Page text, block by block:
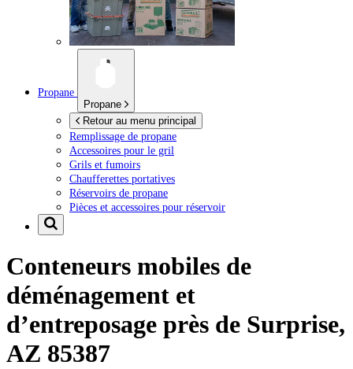
Propane
Propane
Retour au menu principal
Remplissage de propane
Accessoires pour le gril
Grils et fumoirs
Chaufferettes portatives
Réservoirs de propane
Pièces et accessoires pour réservoir
Conteneurs mobiles de
déménagement et
d’entreposage près de Surprise,
AZ 85387